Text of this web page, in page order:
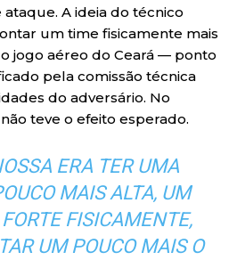
A ideia do técnico
um time fisicamente mais
jogo aéreo do Ceará — ponto
pela comissão técnica
do adversário. No
teve o efeito esperado.
ERA TER UMA
MAIS ALTA, UM
FISICAMENTE,
UM POUCO MAIS O